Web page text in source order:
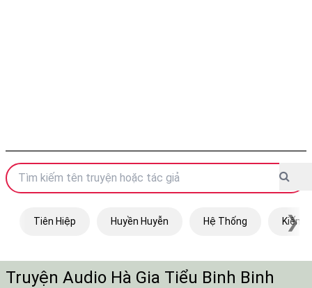
Tiên Hiệp Huyền Huyễn Hệ Thống Kiếm
❯
Truyện Audio Hà Gia Tiểu Binh Binh